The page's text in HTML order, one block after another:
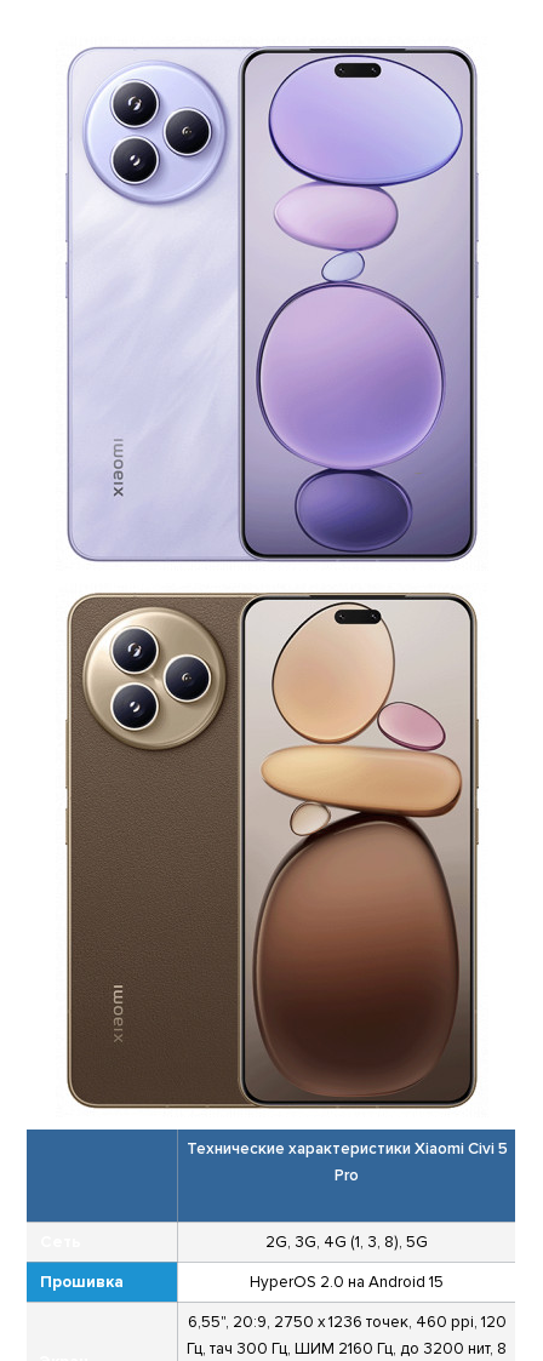
Технические характеристики Xiaomi Civi 5
Pro
2G, 3G, 4G (1, 3, 8), 5G
Прошивка HyperOS 2.0 на Android 15
6,55", 20:9, 2750 x 1236 точек, 460 ppi, 120
Гц, тач 300 Гц, ШИМ 2160 Гц, до 3200 нит, 8